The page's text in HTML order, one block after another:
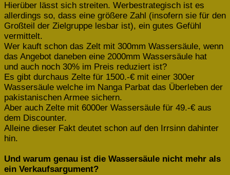
Hierüber lässt sich streiten. Werbestrategisch ist es
allerdings so, dass eine größere Zahl (insofern sie für den
Großteil der Zielgruppe lesbar ist), ein gutes Gefühl
vermittelt.
Wer kauft schon das Zelt mit 300mm Wassersäule, wenn
das Angebot daneben eine 2000mm Wassersäule hat
und auch noch 30% im Preis reduziert ist?
Es gibt durchaus Zelte für 1500.-€ mit einer 300er
Wassersäule welche im Nanga Parbat das Überleben der
pakistanischen Armee sichern.
Aber auch Zelte mit 6000er Wassersäule für 49.-€ aus
dem Discounter.
Alleine dieser Fakt deutet schon auf den Irrsinn dahinter
hin.
Und warum genau ist die Wassersäule nicht mehr als
ein Verkaufsargument?